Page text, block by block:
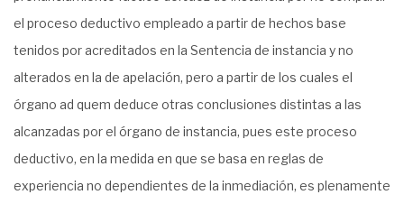
el proceso deductivo empleado a partir de hechos base
tenidos por acreditados en la Sentencia de instancia y no
alterados en la de apelación, pero a partir de los cuales el
órgano ad quem deduce otras conclusiones distintas a las
alcanzadas por el órgano de instancia, pues este proceso
deductivo, en la medida en que se basa en reglas de
experiencia no dependientes de la inmediación, es plenamente